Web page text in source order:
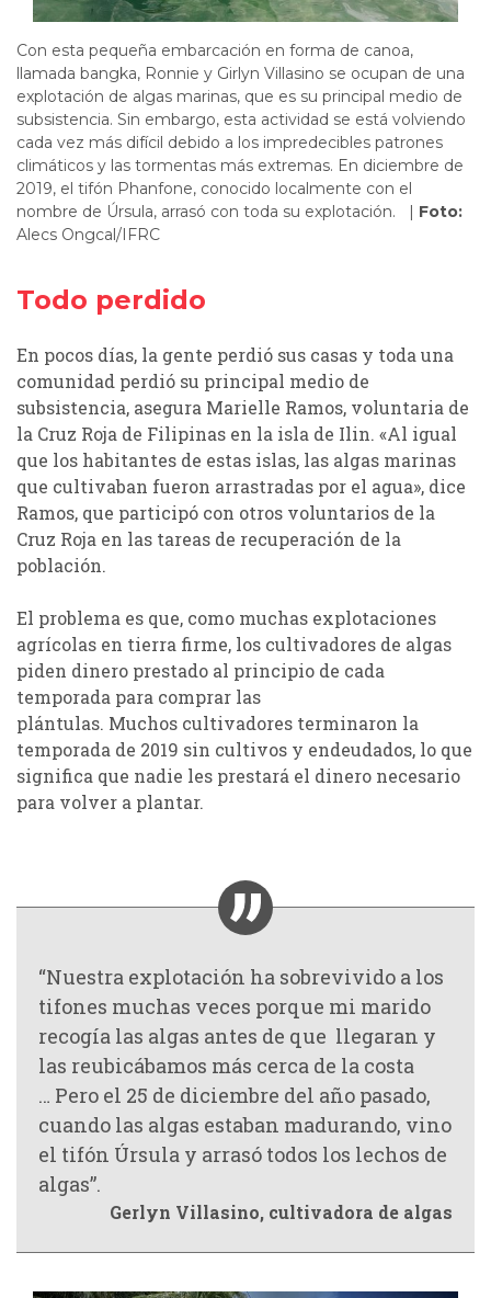
Con esta pequeña embarcación en forma de canoa,
llamada bangka, Ronnie y Girlyn Villasino se ocupan de una
explotación de algas marinas, que es su principal medio de
subsistencia. Sin embargo, esta actividad se está volviendo
cada vez más difícil debido a los impredecibles patrones
climáticos y las tormentas más extremas. En diciembre de
2019, el tifón Phanfone, conocido localmente con el
nombre de Úrsula, arrasó con toda su explotación. | Foto:
Alecs Ongcal/IFRC
Todo perdido
En pocos días, la gente perdió sus casas y toda una
comunidad perdió su principal medio de
subsistencia, asegura Marielle Ramos, voluntaria de
la Cruz Roja de Filipinas en la isla de Ilin. «Al igual
que los habitantes de estas islas, las algas marinas
que cultivaban fueron arrastradas por el agua», dice
Ramos, que participó con otros voluntarios de la
Cruz Roja en las tareas de recuperación de la
población.
El problema es que, como muchas explotaciones
agrícolas en tierra firme, los cultivadores de algas
piden dinero prestado al principio de cada
temporada para comprar las
plántulas. Muchos cultivadores terminaron la
temporada de 2019 sin cultivos y endeudados, lo que
significa que nadie les prestará el dinero necesario
para volver a plantar.
“Nuestra explotación ha sobrevivido a los
tifones muchas veces porque mi marido
recogía las algas antes de que llegaran y
las reubicábamos más cerca de la costa
… Pero el 25 de diciembre del año pasado,
cuando las algas estaban madurando, vino
el tifón Úrsula y arrasó todos los lechos de
algas”.
Gerlyn Villasino, cultivadora de algas